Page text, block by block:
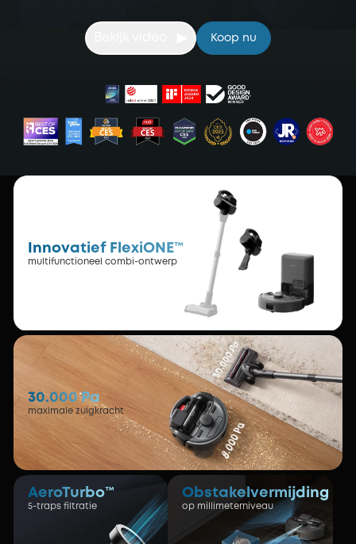
Koop nu
Innovatief FlexiONE™
multifunctioneel combi-ontwerp
30.000 Pa
maximale zuigkracht
AeroTurbo™
5-traps filtratie
Obstakelvermijding
op millimeterniveau